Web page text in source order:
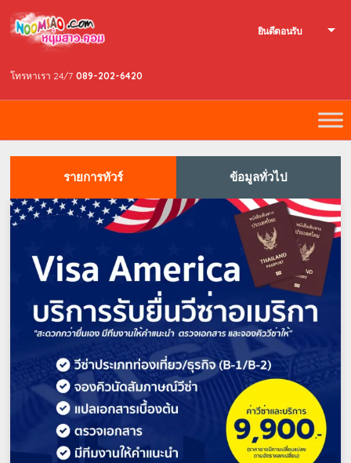
โทรหาเรา 24/7 089-202-6420
ยินดีตอนรับ
รายการทัวร์ ข้อมูลทั่วไป